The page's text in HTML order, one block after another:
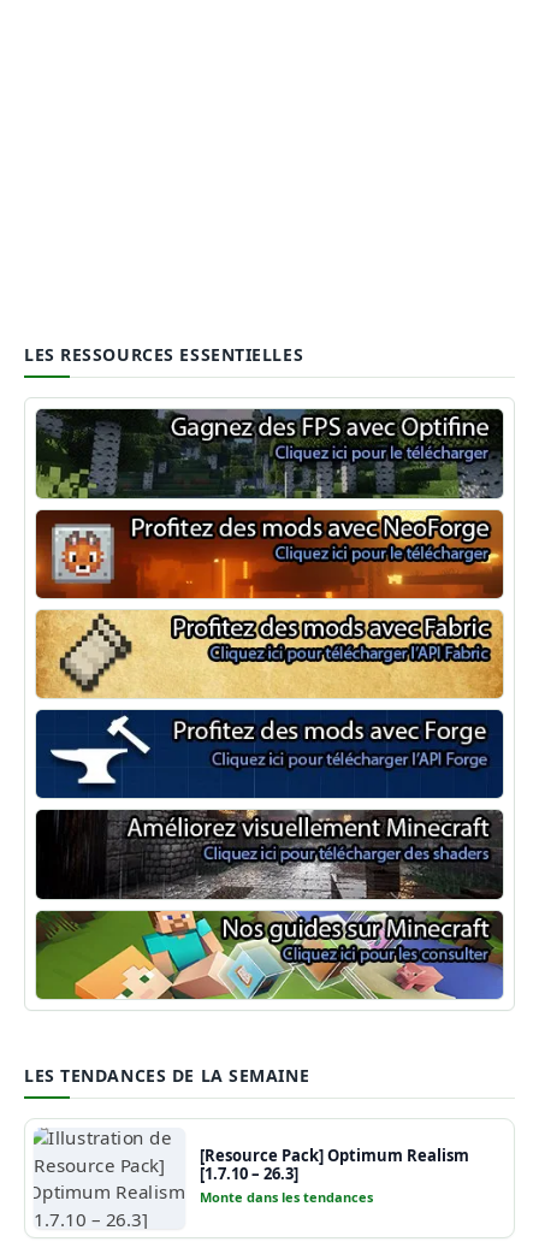
LES RESSOURCES ESSENTIELLES
Optifine
NeoForge
Minecraft Fabric
Minecraft Forge
Shaders Minecraft
Guide Minecraft
LES TENDANCES DE LA SEMAINE
[Resource Pack] Optimum Realism
[1.7.10 – 26.3]
Monte dans les tendances